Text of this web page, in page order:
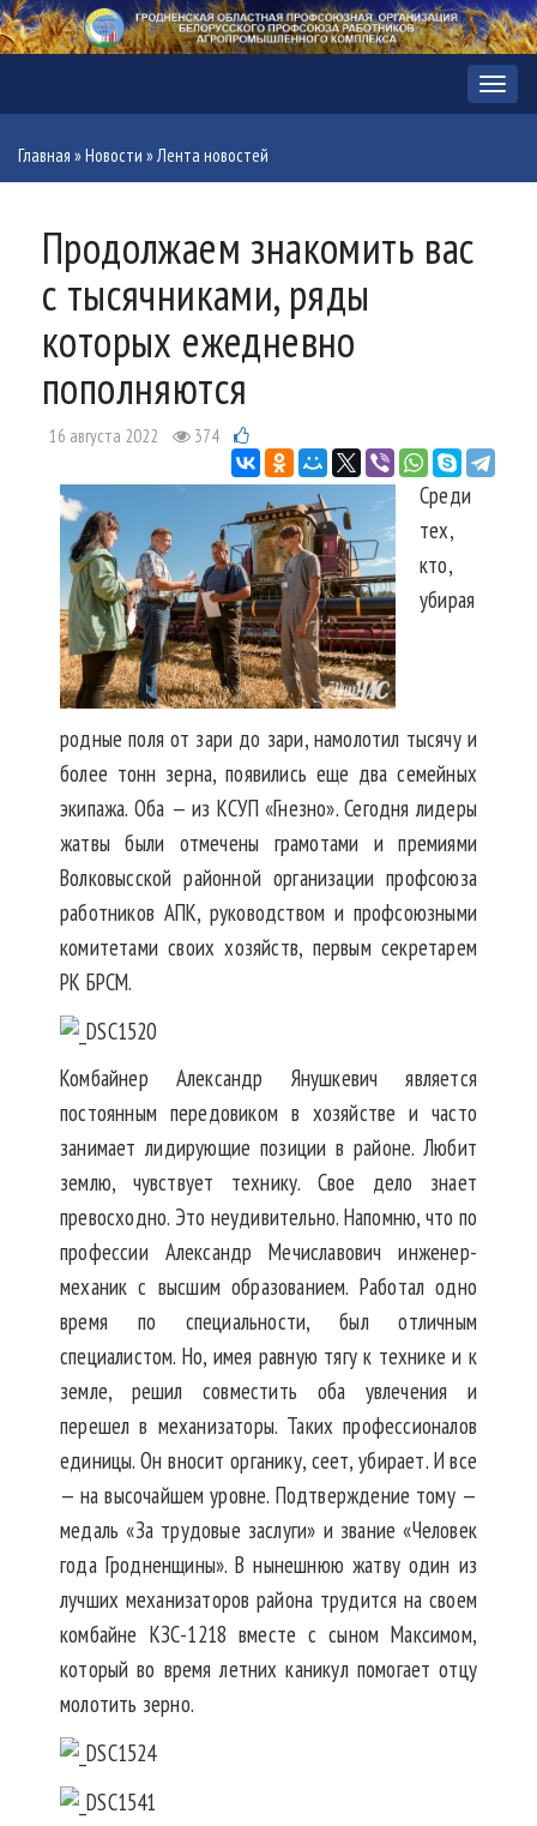
Меню
Главная »Новости »Лента новостей
Продолжаем знакомить вас
с тысячниками, ряды
которых ежедневно
пополняются
16 августа 2022 374
Среди
тех,
кто,
убирая
родные поля от зари до зари, намолотил тысячу и
более тонн зерна, появились еще два семейных
экипажа. Оба — из КСУП «Гнезно». Сегодня лидеры
жатвы были отмечены грамотами и премиями
Волковысской районной организации профсоюза
работников АПК, руководством и профсоюзными
комитетами своих хозяйств, первым секретарем
РК БРСМ.
Комбайнер Александр Янушкевич является
постоянным передовиком в хозяйстве и часто
занимает лидирующие позиции в районе. Любит
землю, чувствует технику. Свое дело знает
превосходно. Это неудивительно. Напомню, что по
профессии Александр Мечиславович инженер-
механик с высшим образованием. Работал одно
время по специальности, был отличным
специалистом. Но, имея равную тягу к технике и к
земле, решил совместить оба увлечения и
перешел в механизаторы. Таких профессионалов
единицы. Он вносит органику, сеет, убирает. И все
— на высочайшем уровне. Подтверждение тому —
медаль «За трудовые заслуги» и звание «Человек
года Гродненщины». В нынешнюю жатву один из
лучших механизаторов района трудится на своем
комбайне КЗС-1218 вместе с сыном Максимом,
который во время летних каникул помогает отцу
молотить зерно.